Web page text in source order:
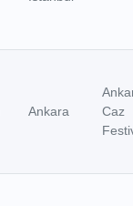
Ankara
Caz